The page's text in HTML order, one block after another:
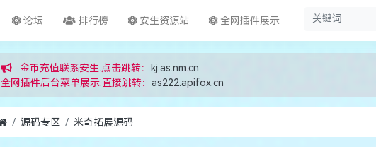
论坛 排行榜 安生资源站 全网插件展示
金币充值联系安生.点击跳转：
kj.as.nm.cn
全网插件后台菜单展示.直接跳转： as222.apifox.cn
源码专区 米奇拓展源码